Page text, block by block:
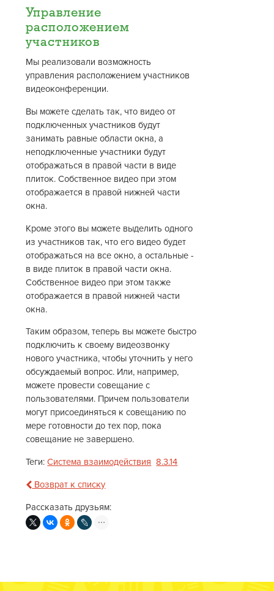
Управление
расположением
участников
Мы реализовали возможность
управления расположением участников
видеоконференции.
Вы можете сделать так, что видео от
подключенных участников будут
занимать равные области окна, а
неподключенные участники будут
отображаться в правой части в виде
плиток. Собственное видео при этом
отображается в правой нижней части
окна.
Кроме этого вы можете выделить одного
из участников так, что его видео будет
отображаться на все окно, а остальные -
в виде плиток в правой части окна.
Собственное видео при этом также
отображается в правой нижней части
окна.
Таким образом, теперь вы можете быстро
подключить к своему видеозвонку
нового участника, чтобы уточнить у него
обсуждаемый вопрос. Или, например,
можете провести совещание с
пользователями. Причем пользователи
могут присоединяться к совещанию по
мере готовности до тех пор, пока
совещание не завершено.
Теги:Система взаимодействия 8.3.14
Возврат к списку
Рассказать друзьям: